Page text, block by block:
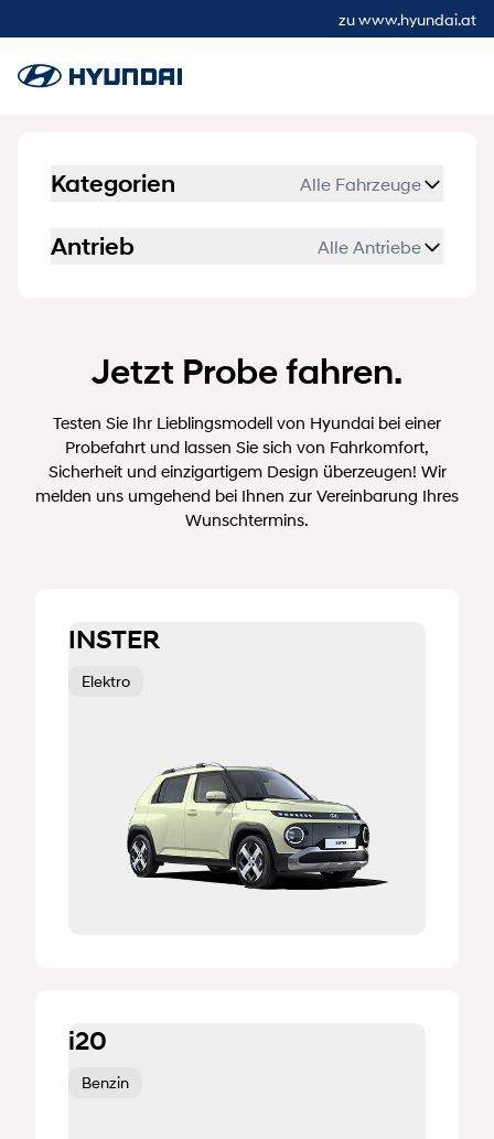
zu www.hyundai.at
Kategorien Alle Fahrzeuge
Antrieb Alle Antriebe
Jetzt Probe fahren.
Testen Sie Ihr Lieblingsmodell von Hyundai bei einer
Probefahrt und lassen Sie sich von Fahrkomfort,
Sicherheit und einzigartigem Design überzeugen! Wir
melden uns umgehend bei Ihnen zur Vereinbarung Ihres
Wunschtermins.
INSTER
Elektro
i20
Benzin